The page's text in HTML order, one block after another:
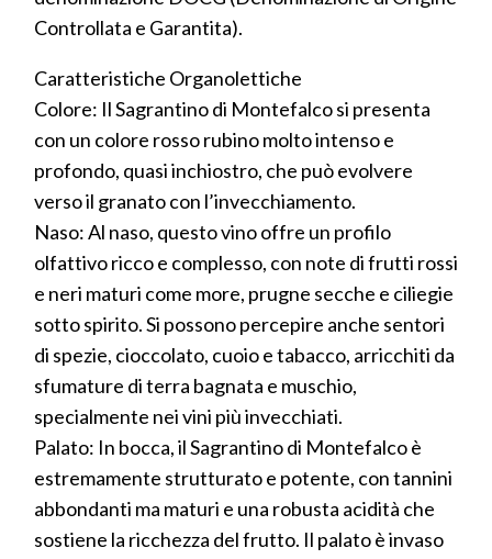
Controllata e Garantita).
Caratteristiche Organolettiche
Colore: Il Sagrantino di Montefalco si presenta
con un colore rosso rubino molto intenso e
profondo, quasi inchiostro, che può evolvere
verso il granato con l’invecchiamento.
Naso: Al naso, questo vino offre un profilo
olfattivo ricco e complesso, con note di frutti rossi
e neri maturi come more, prugne secche e ciliegie
sotto spirito. Si possono percepire anche sentori
di spezie, cioccolato, cuoio e tabacco, arricchiti da
sfumature di terra bagnata e muschio,
specialmente nei vini più invecchiati.
Palato: In bocca, il Sagrantino di Montefalco è
estremamente strutturato e potente, con tannini
abbondanti ma maturi e una robusta acidità che
sostiene la ricchezza del frutto. Il palato è invaso